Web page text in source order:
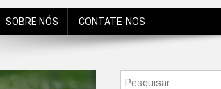
SOBRE NÓS CONTATE-NOS